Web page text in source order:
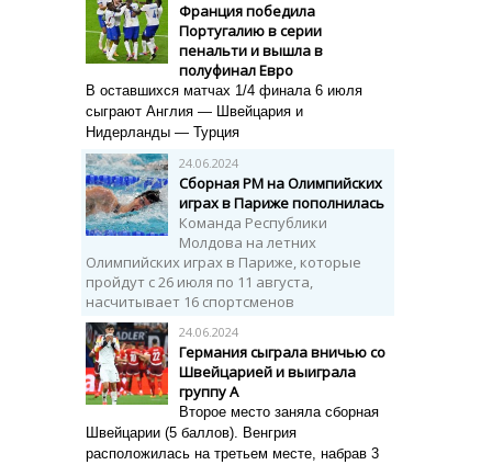
Франция победила
Португалию в серии
пенальти и вышла в
полуфинал Евро
В оставшихся матчах 1/4 финала 6 июля
сыграют Англия — Швейцария и
Нидерланды — Турция
24.06.2024
Сборная РМ на Олимпийских
играх в Париже пополнилась
Команда Республики
Молдова на летних
Олимпийских играх в Париже, которые
пройдут с 26 июля по 11 августа,
насчитывает 16 спортсменов
24.06.2024
Германия сыграла вничью со
Швейцарией и выиграла
группу A
Второе место заняла сборная
Швейцарии (5 баллов). Венгрия
расположилась на третьем месте, набрав 3